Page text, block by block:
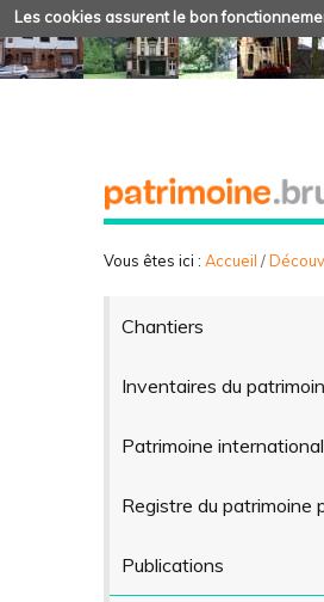
Les cookies assurent le bon
Vous êtes ici : Accueil /
Chantiers
Inventaires du
Patrimoine
Registre du patrimoine
Publications